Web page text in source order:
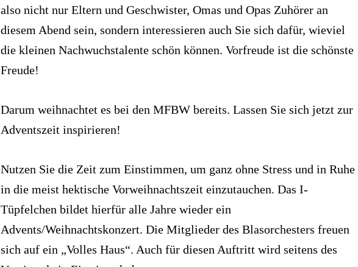
also nicht nur Eltern und Geschwister, Omas und Opas Zuhörer an
diesem Abend sein, sondern interessieren auch Sie sich dafür, wieviel
die kleinen Nachwuchstalente schön können. Vorfreude ist die schönste
Freude!
Darum weihnachtet es bei den MFBW bereits. Lassen Sie sich jetzt zur
Adventszeit inspirieren!
Nutzen Sie die Zeit zum Einstimmen, um ganz ohne Stress und in Ruhe
in die meist hektische Vorweihnachtszeit einzutauchen. Das I-
Tüpfelchen bildet hierfür alle Jahre wieder ein
Advents/Weihnachtskonzert. Die Mitglieder des Blasorchesters freuen
sich auf ein „Volles Haus“. Auch für diesen Auftritt wird seitens des